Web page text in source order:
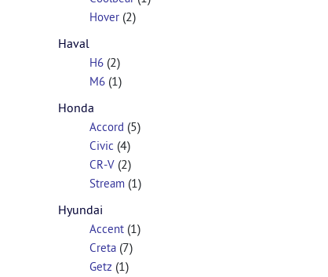
Hover(2)
Haval
H6(2)
M6(1)
Honda
Accord (5)
Civic (4)
CR-V(2)
Stream(1)
Hyundai
Accent(1)
Creta(7)
Getz (1)